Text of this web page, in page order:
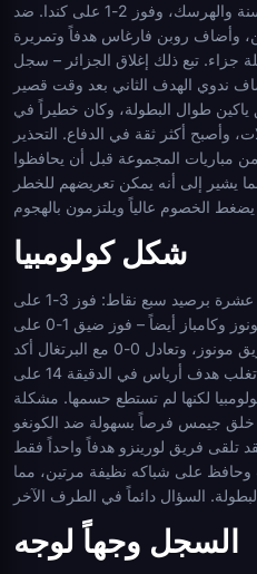
مع قطر، فوز ساحق 4-1 على البوسنة والهرسك، وفوز 2-1 على كندا. ضد
وأضاف روبن فارغاس هدفاً وتمريرة
تبع ذلك إغلاق الجزائر – سجل
ندوي الهدف الثاني بعد وقت قصير
طوال البطولة، وكان خطيراً في
وأصبح أكثر ثقة في الدفاع. التحذير
من مباريات المجموعة قبل أن يحافظوا
يشير إلى أنه يمكن تعريضهم للخطر
شكل كولومبيا
فازت كولومبيا بالمجموعة الحادية عشرة برصيد سبع نقاط: فوز 3-1 على
أوزبكستان – سجل دياز، وسجل مونوز وكامباز أيضاً – فوز ضيق 1-0 على
الكونغو الديمقراطية عن طريق مونوز، وتعادل 0-0 مع البرتغال أكد
صدارتها للمجموعة. في دور الـ 32، تغلب هدف أرياس في الدقيقة 14 على
كولومبيا لكنها لم تستطع حسمها. مشكلة
خلق جيمس فرصاً بسهولة ضد الكونغو
تلقى فريق لورينزو هدفاً واحداً فقط
على شباكه نظيفة مرتين، مما
السجل وجهاً لوجه